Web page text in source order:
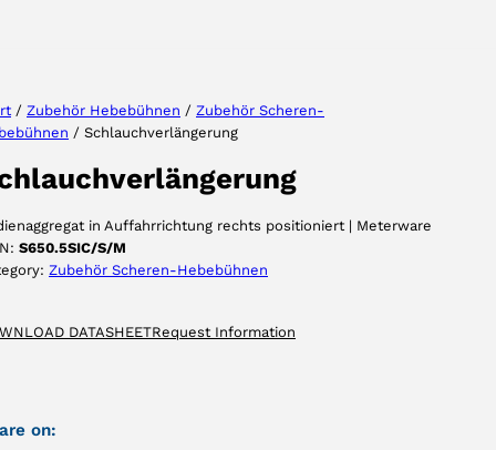
/ Zubehör Hebebühnen / Zubehör Scheren-
/ Schlauchverlängerung
in Auffahrrichtung rechts positioniert | Meterware
S650.5SIC/S/M
Zubehör Scheren-Hebebühnen
DATASHEETRequest Information
on: